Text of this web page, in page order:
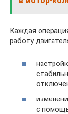
Каждая
работу
с